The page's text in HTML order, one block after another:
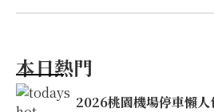
本日熱門
2026桃園機場停車懶